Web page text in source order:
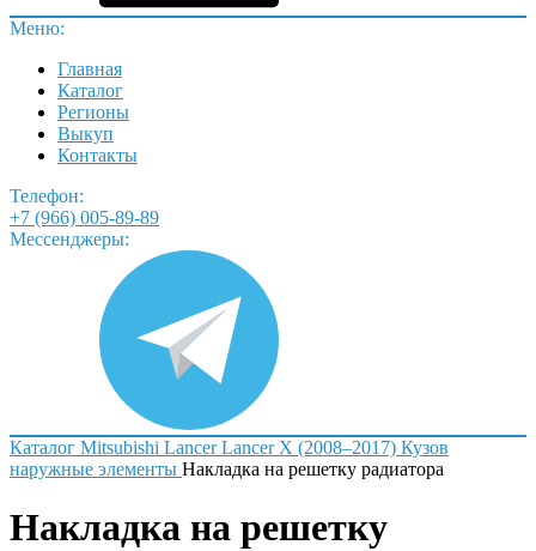
Меню:
Главная
Каталог
Регионы
Выкуп
Контакты
Телефон:
+7 (966) 005-89-89
Мессенджеры:
Каталог Mitsubishi Lancer Lancer X (2008–2017) Кузов
наружные элементы Накладка на решетку радиатора
Накладка на решетку